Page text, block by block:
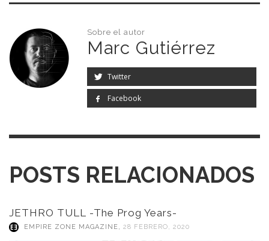
Sobre el autor
Marc Gutiérrez
Twitter
Facebook
POSTS RELACIONADOS
JETHRO TULL -The Prog Years-
EMPIRE ZONE MAGAZINE, 28 FEBRERO, 2020